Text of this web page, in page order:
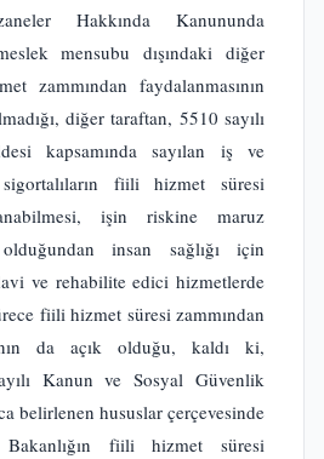
Hakkında Kanununda
mensubu dışındaki diğer
zammından faydalanmasının
diğer taraftan, 5510 sayılı
kapsamında sayılan iş ve
fiili hizmet süresi
işin riskine maruz
olduğundan insan sağlığı için
ve rehabilite edici hizmetlerde
fiili hizmet süresi zammından
da açık olduğu, kaldı ki,
Kanun ve Sosyal Güvenlik
belirlenen hususlar çerçevesinde
fiili hizmet süresi